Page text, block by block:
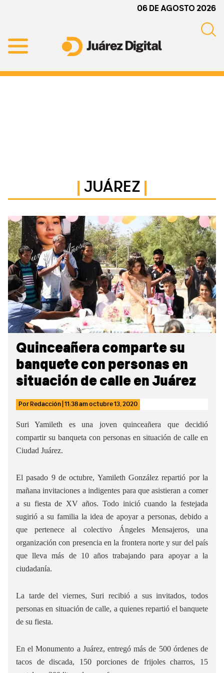
primary
navigation
main
content
primary
sidebar
06 DE AGOSTO 2026
Digital
y
JUÁREZ
Quinceañera comparte su
banquete con personas en
situación de calle en Juárez
Por Redacción 11:38 amoctubre 13, 2020
Suri Yamileth es una joven quinceañera que decidió
compartir su banqueta con personas en situación de calle en
Ciudad Juárez.
El pasado 9 de octubre, Yamileth González repartió por la
mañana invitaciones a indigentes para que asistieran a comer
a su fiesta de XV años. Todo inició cuando la festejada
sugirió a su familia la idea de apoyar a personas, debido a
que pertenece al colectivo Ángeles Mensajeros, una
organización con presencia en la frontera norte y sur del país
que lleva más de 10 años trabajando para apoyar a la
ciudadanía.
La tarde del viernes, Suri recibió a sus invitados, todos
personas en situación de calle, a quienes repartió el banquete
de su fiesta.
En el Monumento a Juárez, entregó más de 500 órdenes de
tacos de discada, 150 porciones de frijoles charros, 15
Primary
Sidebar